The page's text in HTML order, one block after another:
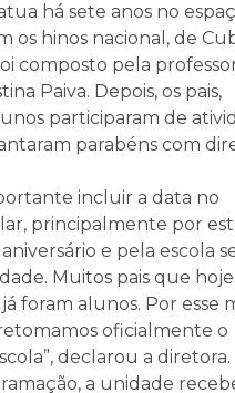
há sete anos no
os hinos nacional, de
composto pela
Paiva. Depois, os pais,
participaram de
parabéns com
incluir a data no
principalmente por
e pela escola
Muitos pais que
foram alunos. Por esse
oficialmente o
declarou a diretora.
a unidade